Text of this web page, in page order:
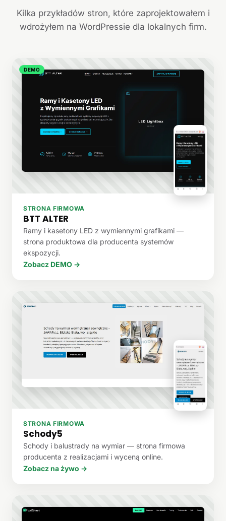
Kilka przykładów stron, które zaprojektowałem i
wdrożyłem na WordPressie dla lokalnych firm.
DEMO
STRONA FIRMOWA
BTT ALTER
Ramy i kasetony LED z wymiennymi grafikami —
strona produktowa dla producenta systemów
ekspozycji.
Zobacz DEMO →
STRONA FIRMOWA
Schody5
Schody i balustrady na wymiar — strona firmowa
producenta z realizacjami i wyceną online.
Zobacz na żywo →